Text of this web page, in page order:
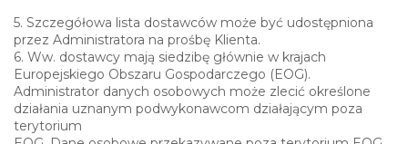
5. Szczegółowa lista dostawców może być udostępniona
przez Administratora na prośbę Klienta.
6. Ww. dostawcy mają siedzibę głównie w krajach
Europejskiego Obszaru Gospodarczego (EOG).
Administrator danych osobowych może zlecić określone
działania uznanym podwykonawcom działającym poza
terytorium